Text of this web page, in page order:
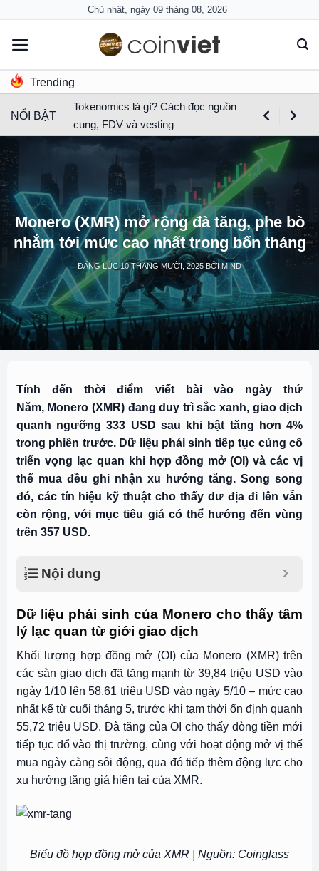
content
Chủ nhật, ngày 09 tháng 08, 2026
Trending
NỔI BẬT
Tokenomics là gì? Cách đọc nguồn
cung, FDV và vesting
Monero (XMR) mở rộng đà tăng, phe bò
nhắm tới mức cao nhất trong bốn tháng
ĐĂNG LÚC10 THÁNG MƯỜI, 2025 BỞIMIND
Tính đến thời điểm viết bài vào ngày thứ
Năm, Monero (XMR) đang duy trì sắc xanh, giao dịch
quanh ngưỡng 333 USD sau khi bật tăng hơn 4%
trong phiên trước. Dữ liệu phái sinh tiếp tục củng cố
triển vọng lạc quan khi hợp đồng mở (OI) và các vị
thế mua đều ghi nhận xu hướng tăng. Song song
đó, các tín hiệu kỹ thuật cho thấy dư địa đi lên vẫn
còn rộng, với mục tiêu giá có thể hướng đến vùng
trên 357 USD.
Nội dung
Dữ liệu phái sinh của Monero cho thấy tâm
lý lạc quan từ giới giao dịch
Khối lượng hợp đồng mở (OI) của Monero (XMR) trên
các sàn giao dịch đã tăng mạnh từ 39,84 triệu USD vào
ngày 1/10 lên 58,61 triệu USD vào ngày 5/10 – mức cao
nhất kể từ cuối tháng 5, trước khi tạm thời ổn định quanh
55,72 triệu USD. Đà tăng của OI cho thấy dòng tiền mới
tiếp tục đổ vào thị trường, cùng với hoạt động mở vị thế
mua ngày càng sôi động, qua đó tiếp thêm động lực cho
xu hướng tăng giá hiện tại của XMR.
Biểu đồ hợp đồng mở của XMR | Nguồn: Coinglass